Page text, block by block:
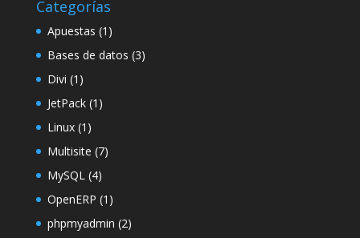
Categorías
Apuestas (1)
Bases de datos (3)
Divi (1)
JetPack(1)
Linux(1)
Multisite (7)
MySQL(4)
OpenERP (1)
phpmyadmin (2)